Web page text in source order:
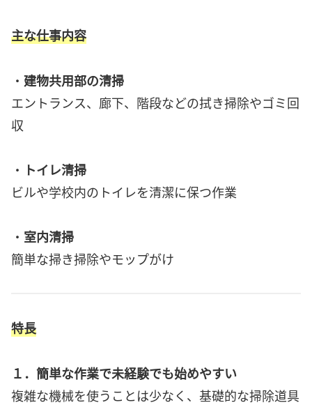
主な仕事内容
・ 建物共用部の清掃
エントランス、廊下、階段などの拭き掃除やゴミ回
収
・ トイレ清掃
ビルや学校内のトイレを清潔に保つ作業
・ 室内清掃
簡単な掃き掃除やモップがけ
特長
１．簡単な作業で未経験でも始めやすい
複雑な機械を使うことは少なく、基礎的な掃除道具